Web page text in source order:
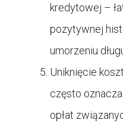
kredytowej –
pozytywnej
umorzeniu
Uniknięcie
często
opłat